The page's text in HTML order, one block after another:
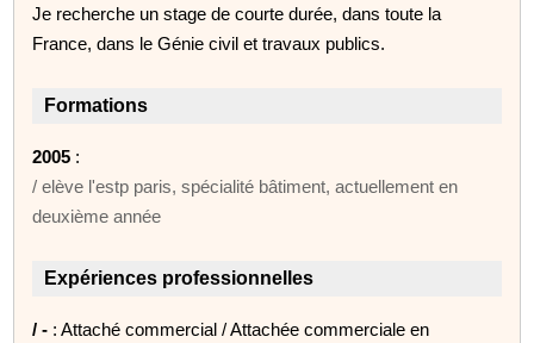
Je recherche un stage de courte durée, dans toute la
France, dans le Génie civil et travaux publics.
Formations
2005 :
/ elève l'estp paris, spécialité bâtiment, actuellement en
deuxième année
Expériences professionnelles
/ - : Attaché commercial / Attachée commerciale en